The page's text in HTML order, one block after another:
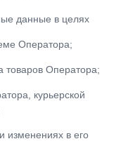
данные в целях
Оператора;
Оператора;
курьерской
изменениях в его